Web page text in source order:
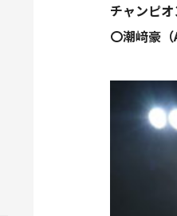
チャンピ
〇潮﨑豪